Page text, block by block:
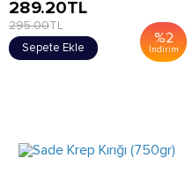
%2
İndirim
289.20TL
295.00TL
Sepete Ekle